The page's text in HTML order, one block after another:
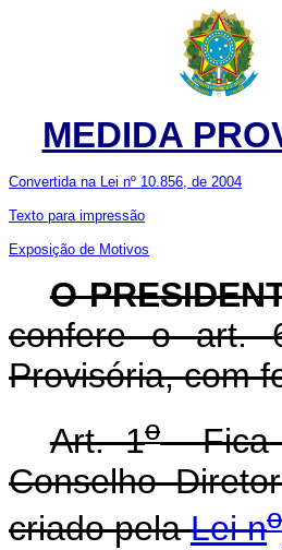
MEDIDA
Convertida na Lei nº 10.856, de 2004
Texto para impressão
Exposição de Motivos
O
confere o art.
Provisória, com
Art. 1oFica
Conselho
criado pelaLei no